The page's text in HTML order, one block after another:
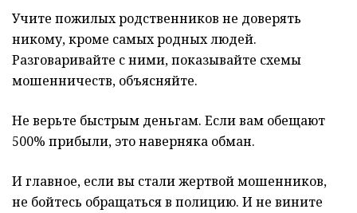
Учите пожилых родственников не доверять
никому, кроме самых родных людей.
Разговаривайте с ними, показывайте схемы
мошенничеств, объясняйте.
Не верьте быстрым деньгам. Если вам обещают
500% прибыли, это наверняка обман.
И главное, если вы стали жертвой мошенников,
не бойтесь обращаться в полицию. И не вините